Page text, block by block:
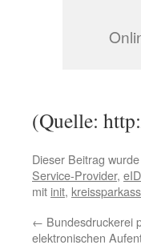
(Quelle:
Dieser Beitrag
Service-Provider,
mit init,
← Bundesdruckerei
elektronischen